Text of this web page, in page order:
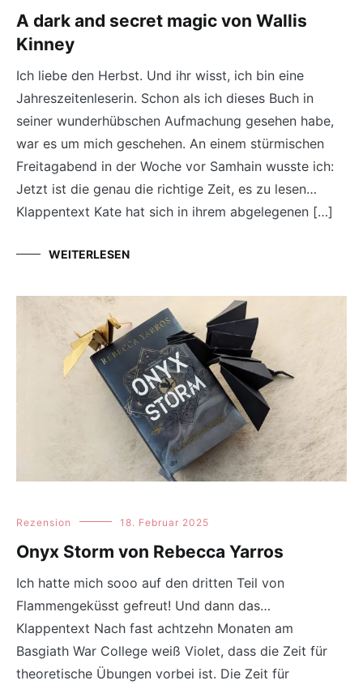
A dark and secret magic von Wallis
Kinney
Ich liebe den Herbst. Und ihr wisst, ich bin eine
Jahreszeitenleserin. Schon als ich dieses Buch in
seiner wunderhübschen Aufmachung gesehen habe,
war es um mich geschehen. An einem stürmischen
Freitagabend in der Woche vor Samhain wusste ich:
Jetzt ist die genau die richtige Zeit, es zu lesen…
Klappentext Kate hat sich in ihrem abgelegenen […]
WEITERLESEN
Rezension 18. Februar 2025
Onyx Storm von Rebecca Yarros
Ich hatte mich sooo auf den dritten Teil von
Flammengeküsst gefreut! Und dann das…
Klappentext Nach fast achtzehn Monaten am
Basgiath War College weiß Violet, dass die Zeit für
theoretische Übungen vorbei ist. Die Zeit für